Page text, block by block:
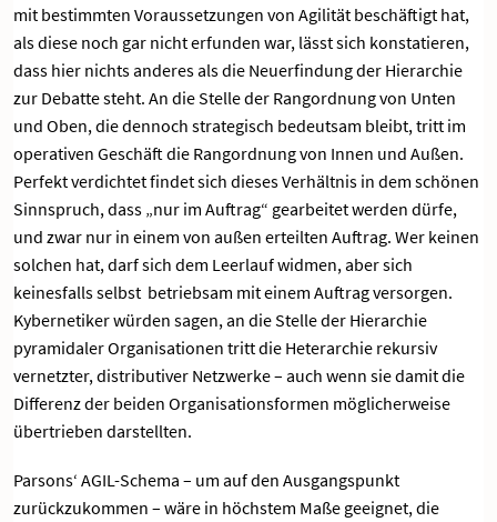
mit bestimmten Voraussetzungen von Agilität beschäftigt hat,
als diese noch gar nicht erfunden war, lässt sich konstatieren,
dass hier nichts anderes als die Neuerfindung der Hierarchie
zur Debatte steht. An die Stelle der Rangordnung von Unten
und Oben, die dennoch strategisch bedeutsam bleibt, tritt im
operativen Geschäft die Rangordnung von Innen und Außen.
Perfekt verdichtet findet sich dieses Verhältnis in dem schönen
Sinnspruch, dass „nur im Auftrag“ gearbeitet werden dürfe,
und zwar nur in einem von außen erteilten Auftrag. Wer keinen
solchen hat, darf sich dem Leerlauf widmen, aber sich
keinesfalls selbst betriebsam mit einem Auftrag versorgen.
Kybernetiker würden sagen, an die Stelle der Hierarchie
pyramidaler Organisationen tritt die Heterarchie rekursiv
vernetzter, distributiver Netzwerke – auch wenn sie damit die
Differenz der beiden Organisationsformen möglicherweise
übertrieben darstellten.
Parsons‘ AGIL-Schema – um auf den Ausgangspunkt
zurückzukommen – wäre in höchstem Maße geeignet, die